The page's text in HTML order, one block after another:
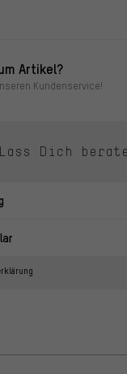
Artikel?
Kundenservice!
Lass Dich